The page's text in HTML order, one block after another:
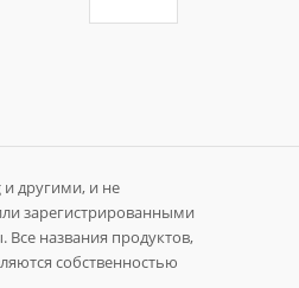
и другими, и не
зарегистрированными
названия продуктов,
собственностью